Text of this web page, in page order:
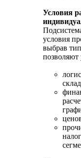
Условия
условия
выбрав
позволяют